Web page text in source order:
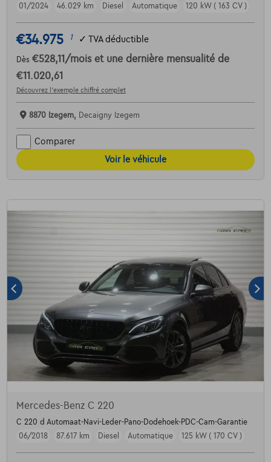
01/2024
46.029 km Diesel Automatique 120 kW ( 163 CV )
€34.975 1 ✓ TVA déductible
Dès €528,11 /mois et une dernière mensualité de
€11.020,61
Découvrez l’exemple chiffré complet
8870 Izegem, Decaigny Izegem
Comparer
Voir le véhicule
Mercedes-Benz C 220
C 220 d Automaat-Navi-Leder-Pano-Dodehoek-PDC-Cam-Garantie
06/2018
87.617 km Diesel Automatique 125 kW ( 170 CV )